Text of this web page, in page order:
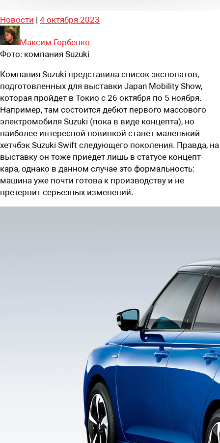
Новости | 4 октября 2023
Максим Горбенко
Фото: компания Suzuki
Компания Suzuki представила список экспонатов,
подготовленных для выставки Japan Mobility Show,
которая пройдет в Токио с 26 октября по 5 ноября.
Например, там состоится дебют первого массового
электромобиля Suzuki (пока в виде концепта), но
наиболее интересной новинкой станет маленький
хетчбэк Suzuki Swift следующего поколения. Правда, на
выставку он тоже приедет лишь в статусе концепт-
кара, однако в данном случае это формальность:
машина уже почти готова к производству и не
претерпит серьезных изменений.